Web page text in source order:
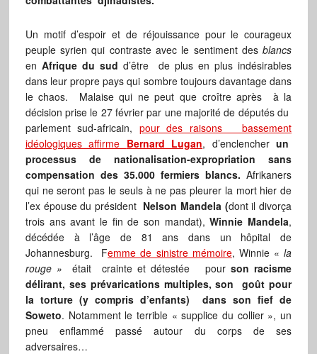
Un motif d’espoir et de réjouissance pour le courageux
peuple syrien qui contraste avec le sentiment desblancs
en Afrique du sud d’être de plus en plus indésirables
dans leur propre pays qui sombre toujours davantage dans
le chaos. Malaise qui ne peut que croître après à la
décision prise le 27 février par une majorité de députés du
parlement sud-africain, pour des raisons bassement
idéologiques affirme Bernard Lugan, d’enclencherun
processus de nationalisation-expropriation sans
compensation des 35.000 fermiers blancs. Afrikaners
qui ne seront pas le seuls à ne pas pleurer la mort hier de
l’ex épouse du président Nelson Mandela (dont il divorça
trois ans avant le fin de son mandat),Winnie Mandela,
décédée à l’âge de 81 ans dans un hôpital de
Johannesburg. Femme de sinistre mémoire, Winnie «la
rouge »
était crainte et détestée pour son racisme
délirant, ses prévarications multiples, son goût pour
la torture (y compris d’enfants) dans son fief de
Soweto. Notamment le terrible « supplice du collier », un
pneu enflammé passé autour du corps de ses
adversaires…